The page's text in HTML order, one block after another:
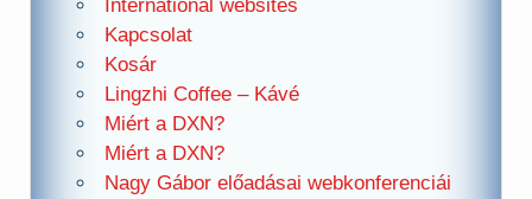
International websites
Kapcsolat
Kosár
Lingzhi Coffee – Kávé
Miért a DXN?
Miért a DXN?
Nagy Gábor előadásai webkonferenciái